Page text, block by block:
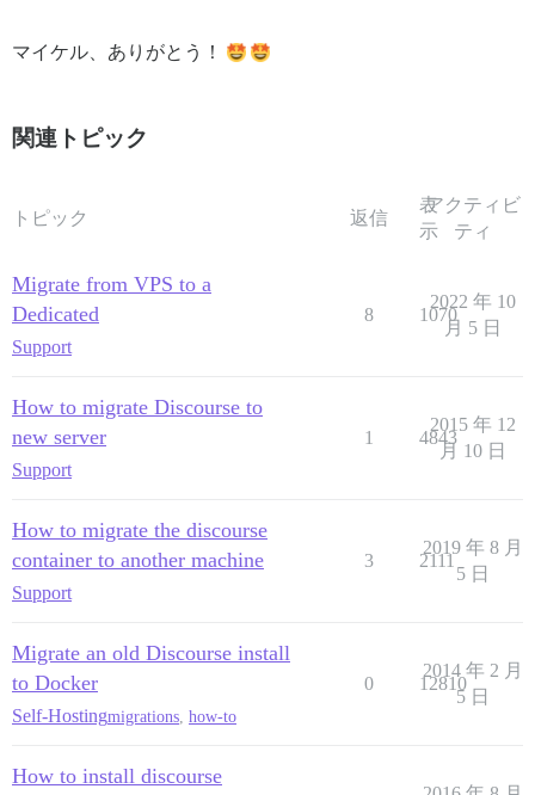
マイケル、ありがとう！
関連トピック
トピック 返信
表
示
アクティビ
ティ
Migrate from VPS to a
Dedicated
Support
8 1070
2022 年 10
月 5 日
How to migrate Discourse to
new server
Support
1 4843
2015 年 12
月 10 日
How to migrate the discourse
container to another machine
Support
3 2111
2019 年 8 月
5 日
Migrate an old Discourse install
to Docker
Self-Hostingmigrations how-to
0 12810
2014 年 2 月
5 日
How to install discourse